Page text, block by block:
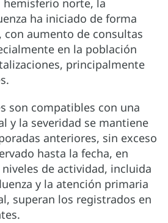
hemisferio norte, la
ha iniciado de forma
con aumento de consultas
en la población
principalmente
son compatibles con una
y la severidad se mantiene
anteriores, sin exceso
hasta la fecha, en
de actividad, incluida
y la atención primaria
superan los registrados en